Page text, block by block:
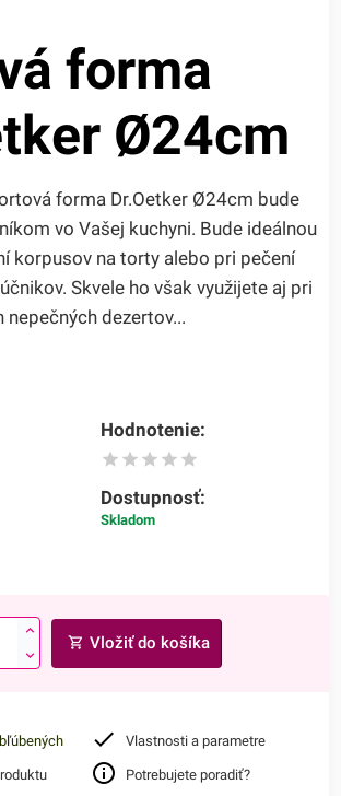
forma
Ø24cm
forma Dr.Oetker Ø24cm bude
vo Vašej kuchyni. Bude ideálnou
korpusov na torty alebo pri pečení
Skvele ho však využijete aj pri
nepečných dezertov...
Hodnotenie:
Dostupnosť:
Skladom
Vložiť do košíka
Vlastnosti a parametre
Potrebujete poradiť?